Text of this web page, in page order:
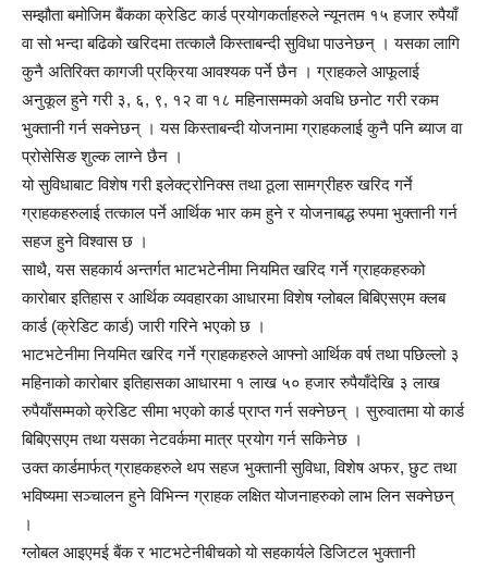
सम्झौता बमोजिम बैंकका क्रेडिट कार्ड प्रयोगकर्ताहरुले न्यूनतम १५ हजार रुपैयाँ
वा सो भन्दा बढिको खरिदमा तत्कालै किस्ताबन्दी सुविधा पाउनेछन् । यसका लागि
कुनै अतिरिक्त कागजी प्रक्रिया आवश्यक पर्ने छैन । ग्राहकले आफूलाई
अनुकूल हुने गरी ३, ६, ९, १२ वा १८ महिनासम्मको अवधि छनोट गरी रकम
भुक्तानी गर्न सक्नेछन् । यस किस्ताबन्दी योजनामा ग्राहकलाई कुनै पनि ब्याज वा
प्रोसेसिङ शुल्क लाग्ने छैन ।
यो सुविधाबाट विशेष गरी इलेक्ट्रोनिक्स तथा ठूला सामग्रीहरु खरिद गर्ने
ग्राहकहरुलाई तत्काल पर्ने आर्थिक भार कम हुने र योजनाबद्ध रुपमा भुक्तानी गर्न
सहज हुने विश्वास छ ।
साथै, यस सहकार्य अन्तर्गत भाटभटेनीमा नियमित खरिद गर्ने ग्राहकहरुको
कारोबार इतिहास र आर्थिक व्यवहारका आधारमा विशेष ग्लोबल बिबिएसएम क्लब
कार्ड (क्रेडिट कार्ड) जारी गरिने भएको छ ।
भाटभटेनीमा नियमित खरिद गर्ने ग्राहकहरुले आफ्नो आर्थिक वर्ष तथा पछिल्लो ३
महिनाको कारोबार इतिहासका आधारमा १ लाख ५० हजार रुपैयाँदेखि ३ लाख
रुपैयाँसम्मको क्रेडिट सीमा भएको कार्ड प्राप्त गर्न सक्नेछन् । सुरुवातमा यो कार्ड
बिबिएसएम तथा यसका नेटवर्कमा मात्र प्रयोग गर्न सकिनेछ ।
उक्त कार्डमार्फत् ग्राहकहरुले थप सहज भुक्तानी सुविधा, विशेष अफर, छुट तथा
भविष्यमा सञ्चालन हुने विभिन्न ग्राहक लक्षित योजनाहरुको लाभ लिन सक्नेछन्
।
ग्लोबल आइएमई बैंक र भाटभटेनीबीचको यो सहकार्यले डिजिटल भुक्तानी